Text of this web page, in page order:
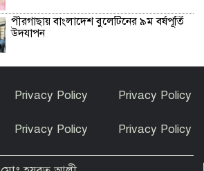
পীরগাছায় বাংলাদেশ বুলেটিনের ৯ম বর্ষপূর্তি
উদযাপন
Privacy Policy Privacy Policy
Privacy Policy Privacy Policy